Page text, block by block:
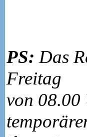
PS: Das
Freitag
von 08.00